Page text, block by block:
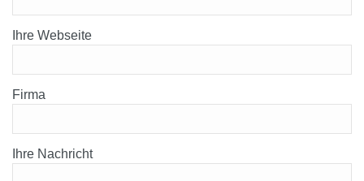
Ihre Webseite
Firma
Ihre Nachricht